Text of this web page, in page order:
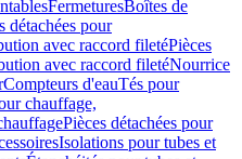
FermeturesBoîtes de
détachées pour
avec raccord filetéPièces
avec raccord filetéNourrice
Compteurs d'eauTés pour
chauffage,
Pièces détachées pour
Isolations pour tubes et